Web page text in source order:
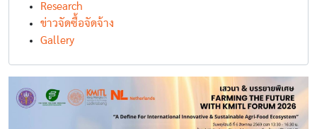
Research
ข่าวจัดซื้อจัดจ้าง
Gallery